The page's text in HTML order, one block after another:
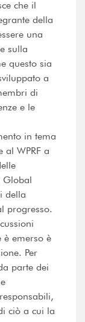
che il
della
una
sulla
questo sia
a
di
e le
in tema
al WPRF a
Global
della
progresso.
è emerso è
Per
parte dei
ciò a cui la